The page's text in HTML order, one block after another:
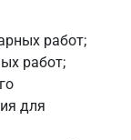
работ;
работ;
для